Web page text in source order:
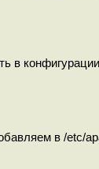
в
в /etc/